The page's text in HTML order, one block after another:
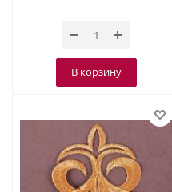
В корзину